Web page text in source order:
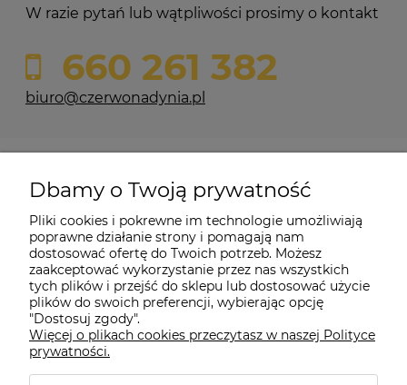
W razie pytań lub wątpliwości prosimy o kontakt
660 261 382
biuro@czerwonadynia.pl
Moje konto
O firmie
Czerwona Dynia|ul. Konarskiego 9a| 66-200 Świebodzin |
Dbamy o Twoją prywatność
Pliki cookies i pokrewne im technologie umożliwiają
poprawne działanie strony i pomagają nam
dostosować ofertę do Twoich potrzeb. Możesz
zaakceptować wykorzystanie przez nas wszystkich
tych plików i przejść do sklepu lub dostosować użycie
plików do swoich preferencji, wybierając opcję
"Dostosuj zgody".
Więcej o plikach cookies przeczytasz w naszej Polityce
prywatności.